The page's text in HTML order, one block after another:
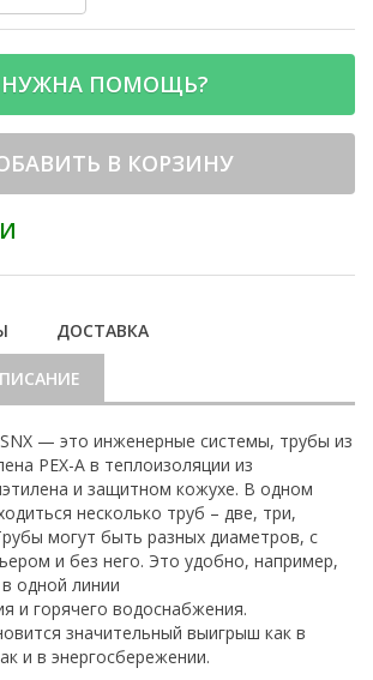
НУЖНА ПОМОЩЬ?
В КОРЗИНУ
ДОСТАВКА
— это инженерные системы, трубы из
PEX-A в теплоизоляции из
и защитном кожухе. В одном
несколько труб – две, три,
могут быть разных диаметров, с
и без него. Это удобно, например,
одной линии
и горячего водоснабжения.
значительный выигрыш как в
и в энергосбережении.